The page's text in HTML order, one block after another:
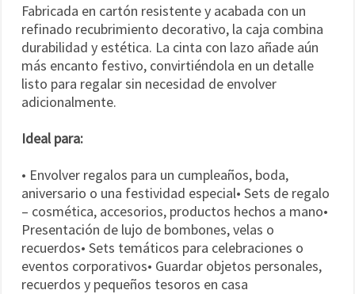
Fabricada en cartón resistente y acabada con un
refinado recubrimiento decorativo, la caja combina
durabilidad y estética. La cinta con lazo añade aún
más encanto festivo, convirtiéndola en un detalle
listo para regalar sin necesidad de envolver
adicionalmente.
Ideal para:
• Envolver regalos para un cumpleaños, boda,
aniversario o una festividad especial• Sets de regalo
– cosmética, accesorios, productos hechos a mano•
Presentación de lujo de bombones, velas o
recuerdos• Sets temáticos para celebraciones o
eventos corporativos• Guardar objetos personales,
recuerdos y pequeños tesoros en casa